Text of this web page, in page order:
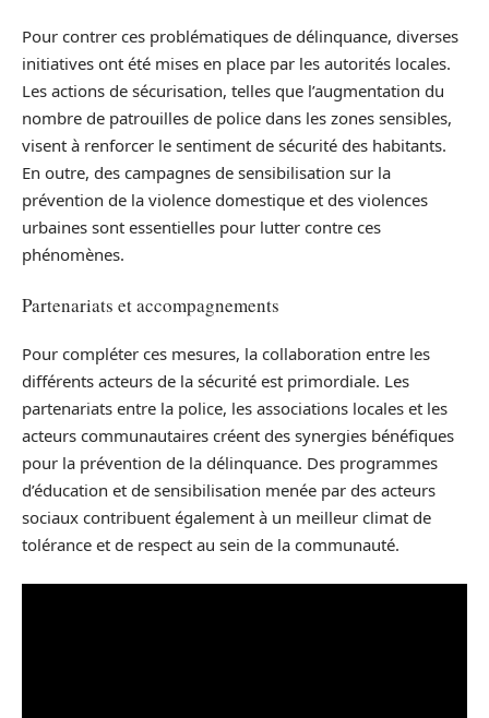
Pour contrer ces problématiques de délinquance, diverses
initiatives ont été mises en place par les autorités locales.
Les actions de sécurisation, telles que l’augmentation du
nombre de patrouilles de police dans les zones sensibles,
visent à renforcer le sentiment de sécurité des habitants.
En outre, des campagnes de sensibilisation sur la
prévention de la violence domestique et des violences
urbaines sont essentielles pour lutter contre ces
phénomènes.
Partenariats et accompagnements
Pour compléter ces mesures, la collaboration entre les
différents acteurs de la sécurité est primordiale. Les
partenariats entre la police, les associations locales et les
acteurs communautaires créent des synergies bénéfiques
pour la prévention de la délinquance. Des programmes
d’éducation et de sensibilisation menée par des acteurs
sociaux contribuent également à un meilleur climat de
tolérance et de respect au sein de la communauté.